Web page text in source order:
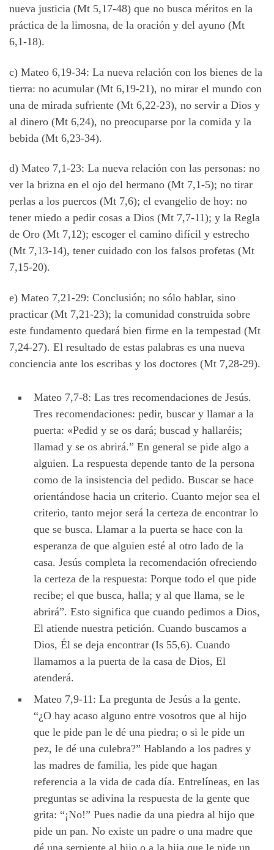
nueva justicia (Mt 5,17-48) que no busca méritos en la
práctica de la limosna, de la oración y del ayuno (Mt
6,1-18).
c) Mateo 6,19-34: La nueva relación con los bienes de la
tierra: no acumular (Mt 6,19-21), no mirar el mundo con
una de mirada sufriente (Mt 6,22-23), no servir a Dios y
al dinero (Mt 6,24), no preocuparse por la comida y la
bebida (Mt 6,23-34).
d) Mateo 7,1-23: La nueva relación con las personas: no
ver la brizna en el ojo del hermano (Mt 7,1-5); no tirar
perlas a los puercos (Mt 7,6); el evangelio de hoy: no
tener miedo a pedir cosas a Dios (Mt 7,7-11); y la Regla
de Oro (Mt 7,12); escoger el camino difícil y estrecho
(Mt 7,13-14), tener cuidado con los falsos profetas (Mt
7,15-20).
e) Mateo 7,21-29: Conclusión; no sólo hablar, sino
practicar (Mt 7,21-23); la comunidad construida sobre
este fundamento quedará bien firme en la tempestad (Mt
7,24-27). El resultado de estas palabras es una nueva
conciencia ante los escribas y los doctores (Mt 7,28-29).
Mateo 7,7-8: Las tres recomendaciones de Jesús.
Tres recomendaciones: pedir, buscar y llamar a la
puerta: «Pedid y se os dará; buscad y hallaréis;
llamad y se os abrirá.” En general se pide algo a
alguien. La respuesta depende tanto de la persona
como de la insistencia del pedido. Buscar se hace
orientándose hacia un criterio. Cuanto mejor sea el
criterio, tanto mejor será la certeza de encontrar lo
que se busca. Llamar a la puerta se hace con la
esperanza de que alguien esté al otro lado de la
casa. Jesús completa la recomendación ofreciendo
la certeza de la respuesta: Porque todo el que pide
recibe; el que busca, halla; y al que llama, se le
abrirá”. Esto significa que cuando pedimos a Dios,
El atiende nuestra petición. Cuando buscamos a
Dios, Él se deja encontrar (Is 55,6). Cuando
llamamos a la puerta de la casa de Dios, El
atenderá.
Mateo 7,9-11: La pregunta de Jesús a la gente.
“¿O hay acaso alguno entre vosotros que al hijo
que le pide pan le dé una piedra; o si le pide un
pez, le dé una culebra?” Hablando a los padres y
las madres de familia, les pide que hagan
referencia a la vida de cada día. Entrelíneas, en las
preguntas se adivina la respuesta de la gente que
grita: “¡No!” Pues nadie da una piedra al hijo que
pide un pan. No existe un padre o una madre que
dé una serpiente al hijo o a la hija que le pide un